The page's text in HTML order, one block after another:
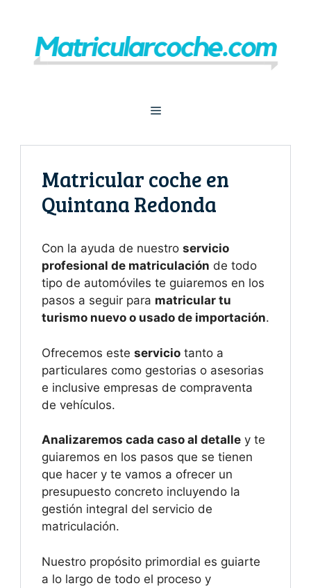
contenido
Menú
Matricular coche en
Quintana Redonda
Con la ayuda de nuestro servicio
profesional de matriculación de todo
tipo de automóviles te guiaremos en los
pasos a seguir para matricular tu
turismo nuevo o usado de importación.
Ofrecemos este servicio tanto a
particulares como gestorias o asesorias
e inclusive empresas de compraventa
de vehículos.
Analizaremos cada caso al detalle y te
guiaremos en los pasos que se tienen
que hacer y te vamos a ofrecer un
presupuesto concreto incluyendo la
gestión integral del servicio de
matriculación.
Nuestro propósito primordial es guiarte
a lo largo de todo el proceso y